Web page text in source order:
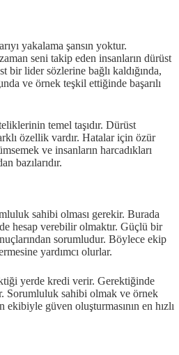
yakalama şansın yoktur.
seni takip eden insanların dürüst
bir lider sözlerine bağlı kaldığında,
ve örnek teşkil ettiğinde başarılı
temel taşıdır. Dürüst
özellik vardır. Hatalar için özür
ve insanların harcadıkları
bazılarıdır.
sahibi olması gerekir. Burada
hesap verebilir olmaktır. Güçlü bir
sorumludur. Böylece ekip
yardımcı olurlar.
yerde kredi verir. Gerektiğinde
Sorumluluk sahibi olmak ve örnek
güven oluşturmasının en hızlı